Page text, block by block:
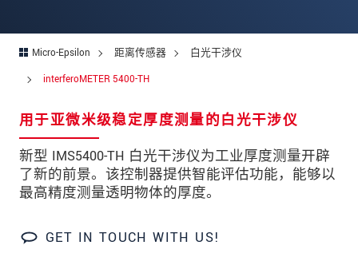
Micro-Epsilon 距离传感器
白光干涉仪
interferoMETER 5400-TH
用于亚微米级稳定厚度测量的白光干涉仪
新型 IMS5400-TH 白光干涉仪为工业厚度测量开辟
了新的前景。该控制器提供智能评估功能，能够以
最高精度测量透明物体的厚度。
GET IN TOUCH WITH US!
街道
邮政编码
城市*
国家*
电话